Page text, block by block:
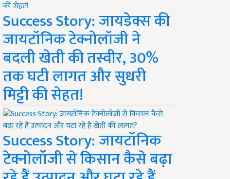
Success Story: जायडेक्स की
जायटॉनिक टेक्नोलॉजी ने
बदली खेती की तस्वीर, 30%
तक घटी लागत और सुधरी
मिट्टी की सेहत!
Success Story: जायटॉनिक
टेक्नोलॉजी से किसान कैसे बढ़ा